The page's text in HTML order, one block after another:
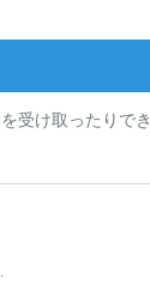
受け取ったりでき